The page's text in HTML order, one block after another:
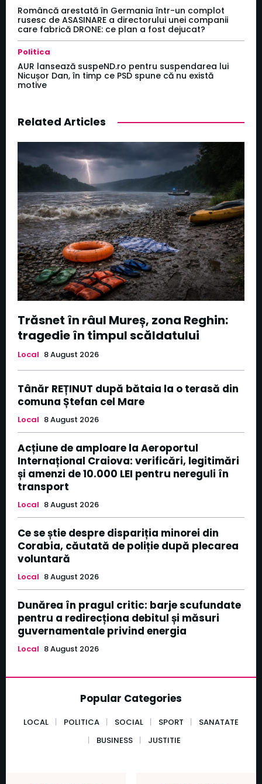
Româncă arestată în Germania într-un complot
rusesc de ASASINARE a directorului unei companii
care fabrică DRONE: ce plan a fost dejucat?
Politica
AUR lansează suspeND.ro pentru suspendarea lui
Nicușor Dan, în timp ce PSD spune că nu există
motive
Related Articles
Trăsnet în râul Mureș, zona Reghin:
tragedie în timpul scăldatului
Local 8 August 2026
Tânăr REȚINUT după bătaia la o terasă din
comuna Ștefan cel Mare
Local 8 August 2026
Acțiune de amploare la Aeroportul
Internațional Craiova: verificări, legitimări
și amenzi de 10.000 LEI pentru nereguli în
transport
Local 8 August 2026
Ce se știe despre dispariția minorei din
Corabia, căutată de poliție după plecarea
voluntară
Local 8 August 2026
Dunărea în pragul critic: barje scufundate
pentru a redirecționa debitul și măsuri
guvernamentale privind energia
Local 8 August 2026
Popular Categories
LOCAL POLITICA SOCIAL SPORT
SANATATE
BUSINESS
JUSTITIE